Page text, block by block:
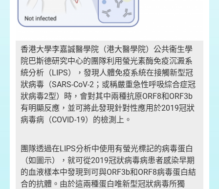
香港大學李嘉誠醫學院（港大醫學院）公共衞生學
院巴斯德研究中心的團隊利用螢光素酶免疫沉澱系
統分析（LIPS），發現人體免疫系統在接觸新型冠
狀病毒（SARS-CoV-2；或稱嚴重急性呼吸綜合症冠
狀病毒2型）時，會對其中兩種抗原ORF8和ORF3b
有明顯反應，並可將此發現針對性應用於2019冠狀
病毒病（COVID-19）的檢測上。
團隊透過在LIPS分析中使用有螢光標記的病毒蛋白
（如圖示），就可從2019冠狀病毒病患者感染早期
的血液樣本中發現到可與ORF3b和ORF8病毒蛋白結
合的抗體。由於這兩種蛋白唯新型冠狀病毒所獨